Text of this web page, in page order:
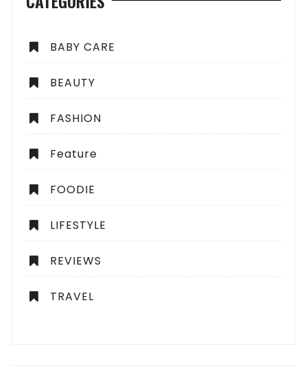
BABY CARE
BEAUTY
FASHION
Feature
FOODIE
LIFESTYLE
REVIEWS
TRAVEL